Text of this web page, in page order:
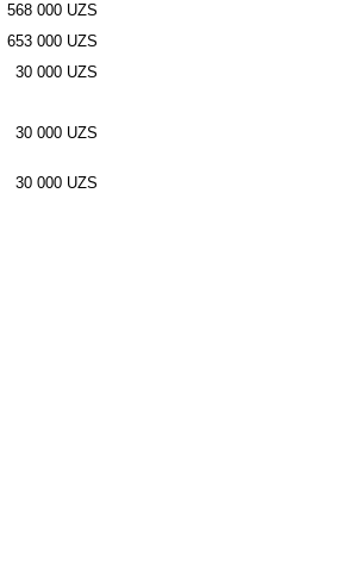
568 000 UZS
653 000 UZS
30 000 UZS
30 000 UZS
30 000 UZS